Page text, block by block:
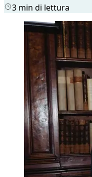
3 min di lettura